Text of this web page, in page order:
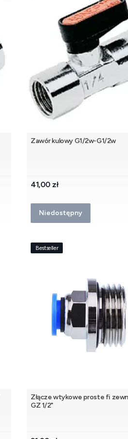
Zawór kulowy G1/2w-G1/2w
Cena
41,00 zł
Niedostępny
Bestseller
Złącze wtykowe proste fi
GZ 1/2"